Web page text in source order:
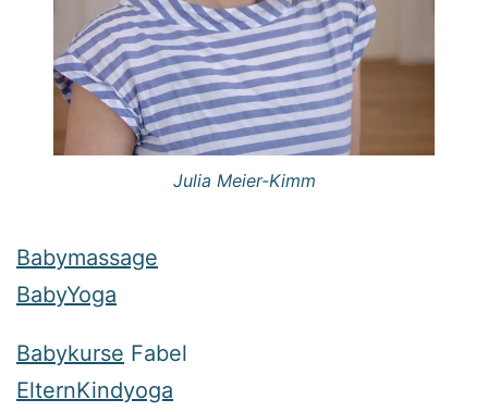
Julia Meier-Kimm
Babymassage
BabyYoga
Babykurse Fabel
ElternKindyoga